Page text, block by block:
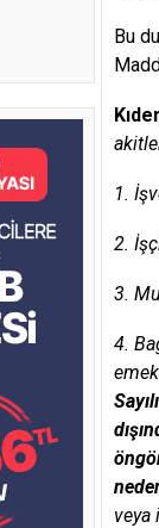
Bu
1.
2.
3.
4.
veya